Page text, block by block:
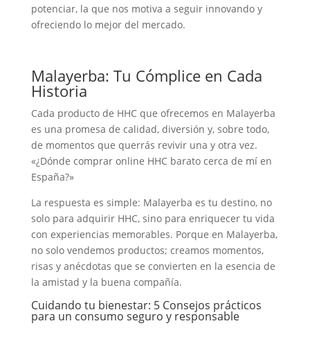
potenciar, la que nos motiva a seguir innovando y
ofreciendo lo mejor del mercado.
Malayerba: Tu Cómplice en Cada
Historia
Cada producto de HHC que ofrecemos en Malayerba
es una promesa de calidad, diversión y, sobre todo,
de momentos que querrás revivir una y otra vez.
«¿Dónde comprar online HHC barato cerca de mí en
España?»
La respuesta es simple: Malayerba es tu destino, no
solo para adquirir HHC, sino para enriquecer tu vida
con experiencias memorables. Porque en Malayerba,
no solo vendemos productos; creamos momentos,
risas y anécdotas que se convierten en la esencia de
la amistad y la buena compañía.
Cuidando tu bienestar: 5 Consejos prácticos
para un consumo seguro y responsable